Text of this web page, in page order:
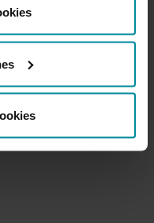
cualquier momento
.